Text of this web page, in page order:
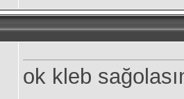
ok kleb